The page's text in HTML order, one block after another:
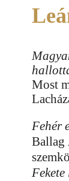
Most
Fehér
Ballag